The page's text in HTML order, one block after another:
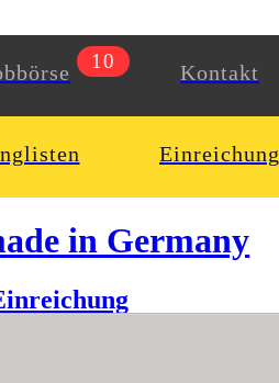
10 Kontakt
Einreichung
in Germany